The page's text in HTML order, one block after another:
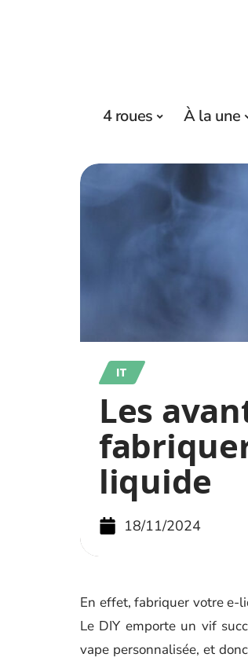
4 roues À la une
IT
Les
liquide
18/11/2024
En effet, fabriquer votre e-
Le DIY emporte un vif
vape personnalisée, et